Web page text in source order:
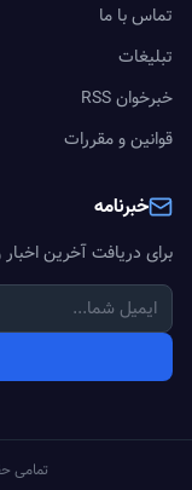
تماس با ما
تبلیغات
خبرخوان RSS
قوانین و مقررات
خبرنامه
برای دریافت آخرین
تمامی